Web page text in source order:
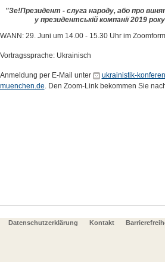
"Зе!Президент - слуга народу, або про
у президентській компанії 2019 року
WANN: 29. Juni um 14.00 - 15.30 Uhr im
Vortragssprache: Ukrainisch
Anmeldung per E-Mail unter
ukrainistik-
muenchen.de. Den Zoom-Link bekommen Sie
Datenschutzerklärung Kontakt